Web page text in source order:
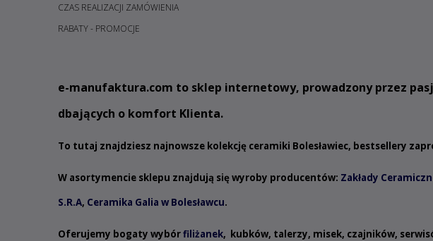
CZAS REALIZACJI ZAMÓWIENIA
RABATY - PROMOCJE
e-manufaktura.com to sklep internetowy, prowadzony przez
dbających o komfort Klienta.
To tutaj znajdziesz najnowsze kolekcję ceramiki Bolesławiec, bestsellery
W asortymencie sklepu znajdują się wyroby producentów: Zakłady
S.R.A, Ceramika Galia w Bolesławcu.
Oferujemy bogaty wybórfiliżanek, kubków, talerzy, misek, czajników,